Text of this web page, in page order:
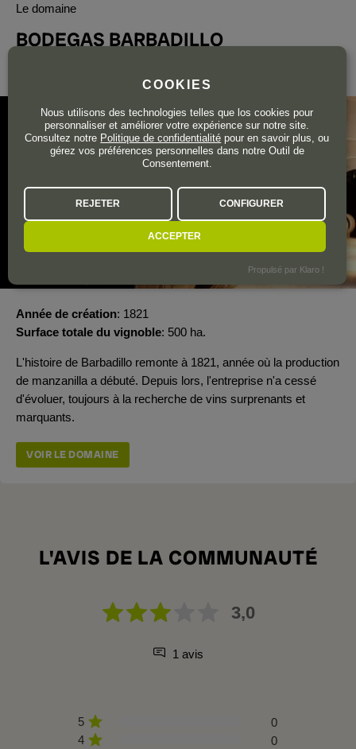
Le domaine
BODEGAS BARBADILLO
Année de création 1821
Surface totale du vignoble 500 ha.
L'histoire de Barbadillo remonte à 1821, année où la production
de manzanilla a débuté. Depuis lors, l'entreprise n'a cessé
d'évoluer, toujours à la recherche de vins surprenants et
marquants.
VOIR LE DOMAINE
L'AVIS DE LA COMMUNAUTÉ
3,0
1 avis
5
0
4
0
COOKIES
Nous utilisons des technologies telles que los cookies pour
personnaliser et améliorer votre expérience sur notre site.
Consultez notre Politique de confidentialité pour en savoir plus, ou
gérez vos préférences personnelles dans notre Outil de
Consentement.
REJETER CONFIGURER
ACCEPTER
Propulsé par Klaro !